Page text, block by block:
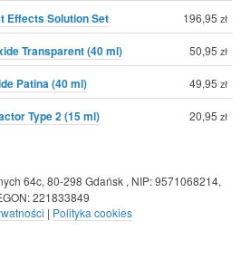
Effects Solution Set 196,95 zł
Transparent (40 ml) 50,95 zł
Patina (40 ml) 49,95 zł
Type 2 (15 ml) 20,95 zł
64c, 80-298 Gdańsk, NIP: 9571068214,
221833849
| Polityka cookies